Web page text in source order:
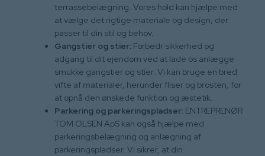
terrassebelægning. Vores hold kan hjælpe med
at vælge det rigtige materiale og design, der
passer til din stil og behov.
Gangstier og stier: Forbedr sikkerhed og
adgang til dit ejendom ved at lade os anlægge
smukke gangstier og stier. Vi kan bruge en bred
vifte af materialer, herunder fliser og brosten, for
at opnå den ønskede funktion og æstetik.
Parkering og parkeringspladser: ENTREPRENØR
TOM OLSEN ApS kan også hjælpe med
parkeringsbelægning og anlægning af
parkeringspladser. Vi sikrer, at din